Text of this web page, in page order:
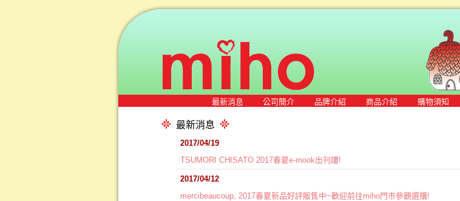
最新消息 公司簡介 品牌介紹 商品介紹 購物須知
最新消息
2017/04/19
TSUMORI CHISATO 2017春夏e-mook出刊嘍!
2017/04/12
mercibeaucoup, 2017春夏新品好評販售中~歡迎前往miho門市參觀選購!